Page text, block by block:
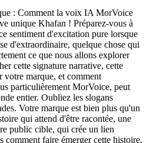
: Comment la voix IA MorVoice
unique Khafan ! Préparez-vous à
sentiment d'excitation pure lorsque
d'extraordinaire, quelque chose qui
ce que nous allons explorer
cette signature narrative, cette
votre marque, et comment
particulièrement MorVoice, peut
entier. Oubliez les slogans
Votre marque est bien plus qu'un
qui attend d'être racontée, une
public cible, qui crée un lien
faire émerger cette histoire,